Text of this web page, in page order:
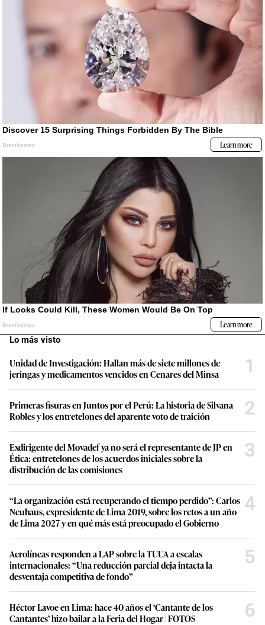
Lo más visto
Unidad de Investigación: Hallan más de siete millones de
jeringas y medicamentos vencidos en Cenares del Minsa
1
Primeras fisuras en Juntos por el Perú: La historia de Silvana
Robles y los entretelones del aparente voto de traición
2
Exdirigente del Movadef ya no será el representante de JP en
Ética: entretelones de los acuerdos iniciales sobre la
distribución de las comisiones
3
“La organización está recuperando el tiempo perdido”: Carlos
Neuhaus, expresidente de Lima 2019, sobre los retos a un año
de Lima 2027 y en qué más está preocupado el Gobierno
4
Aerolíneas responden a LAP sobre la TUUA a escalas
internacionales: “Una reducción parcial deja intacta la
desventaja competitiva de fondo”
5
Héctor Lavoe en Lima: hace 40 años el ‘Cantante de los
Cantantes’ hizo bailar a la Feria del Hogar | FOTOS
6